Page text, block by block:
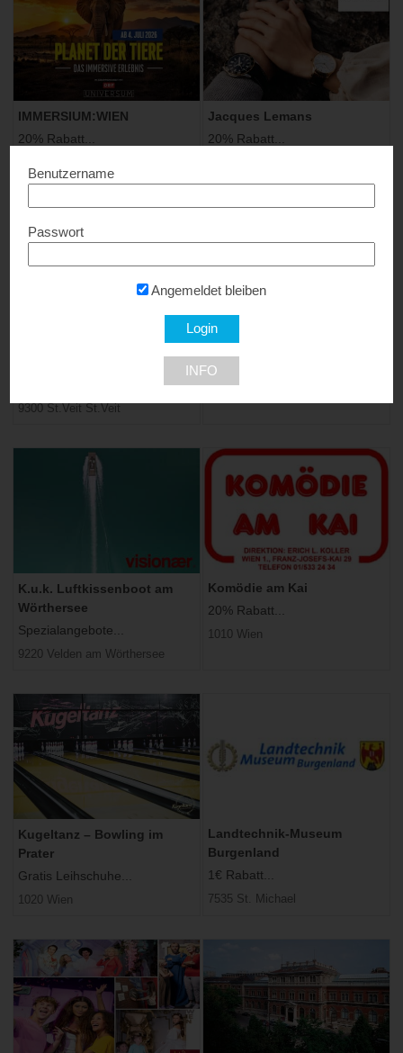
IMMERSIUM:WIEN
20% Rabatt...
Jacques Lemans
20% Rabatt...
Jacques-Lemans – Burg
9300 St.Veit St.Veit
Jüdisches Museum Wien
Spezialpreise...
1010 Wien
K.u.k. Luftkissenboot am
Wörthersee
Spezialangebote...
9220 Velden am Wörthersee
Komödie am Kai
20% Rabatt...
1010 Wien
Kugeltanz – Bowling im
Prater
Gratis Leihschuhe...
1020 Wien
Landtechnik-Museum
Burgenland
1€ Rabatt...
7535 St. Michael
Benutzername
Passwort
Angemeldet bleiben
INFO